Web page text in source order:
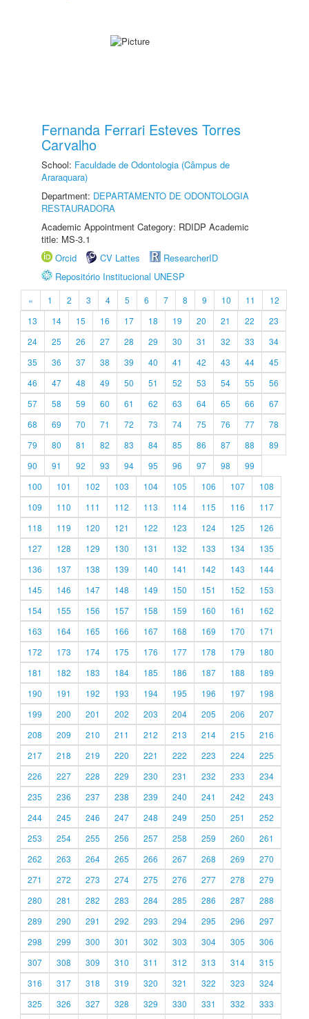
Fernanda Ferrari Esteves Torres
Carvalho
School: Faculdade de Odontologia (Câmpus de
Araraquara)
Department: DEPARTAMENTO DE ODONTOLOGIA
RESTAURADORA
Academic Appointment Category: RDIDP Academic
title: MS-3.1
Orcid
CV Lattes
ResearcherID
Repositório Institucional UNESP
« 1 2 3 4 5 6 7 8 9 10 11
12
13
14 15 16 17 18 19 20 21 22
23
24
25 26 27 28 29 30 31 32 33
34
35
36 37 38 39 40 41 42 43 44
45
46
47 48 49 50 51 52 53 54 55
56
57
58 59 60 61 62 63 64 65 66
67
68
69 70 71 72 73 74 75 76 77
78
79
80 81 82 83 84 85 86 87 88
89
90
91 92 93 94 95 96 97 98
99
100
101 102 103 104 105 106 107
108
109
110 111 112 113 114 115 116
117
118
119 120 121 122 123 124 125
126
127
128 129 130 131 132 133 134
135
136
137 138 139 140 141 142 143
144
145
146 147 148 149 150 151 152
153
154
155 156 157 158 159 160 161
162
163
164 165 166 167 168 169 170
171
172
173 174 175 176 177 178 179
180
181
182 183 184 185 186 187 188
189
190
191 192 193 194 195 196 197
198
199
200 201 202 203 204 205 206
207
208
209 210 211 212 213 214 215
216
217
218 219 220 221 222 223 224
225
226
227 228 229 230 231 232 233
234
235
236 237 238 239 240 241 242
243
244
245 246 247 248 249 250 251
252
253
254 255 256 257 258 259 260
261
262
263 264 265 266 267 268 269
270
271
272 273 274 275 276 277 278
279
280
281 282 283 284 285 286 287
288
289
290 291 292 293 294 295 296
297
298
299 300 301 302 303 304 305
306
307
308 309 310 311 312 313 314
315
316
317 318 319 320 321 322 323
324
325
326 327 328 329 330 331 332
333